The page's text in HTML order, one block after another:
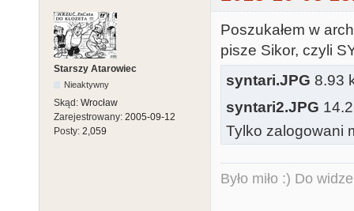
Starszy Atarowiec
Nieaktywny
Skąd: Wrocław
Zarejestrowany: 2005-09-12
Posty: 2,059
Poszukałem w
pisze Sikor, czyli
syntari.JPG 8.93
syntari2.JPG
Tylko zalogowani
Było miło :) Do